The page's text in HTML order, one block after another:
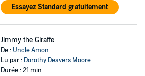
Essayez Standard gratuitement
Jimmy the Giraffe
De : Uncle Amon
Lu par : Dorothy Deavers Moore
Durée : 21 min